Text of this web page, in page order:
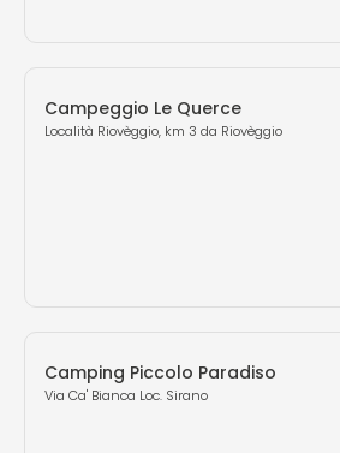
Campeggio Le Querce
Località Riovèggio, km 3 da Riovèggio
Camping Piccolo Paradiso
Via Ca' Bianca Loc. Sirano